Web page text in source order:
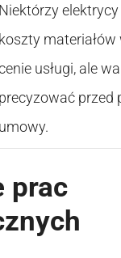
Niektórzy
koszty materiałów
usługi, ale
precyzować przed
umowy.
prac